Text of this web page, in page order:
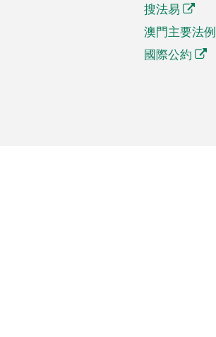
搜法易
澳門主要法例
國際公約